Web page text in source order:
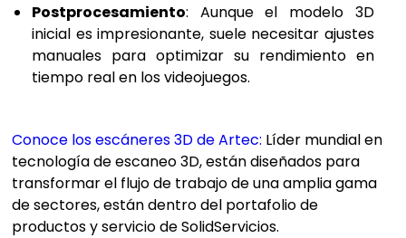
Postprocesamiento: Aunque el modelo 3D
inicial es impresionante, suele necesitar ajustes
manuales para optimizar su rendimiento en
tiempo real en los videojuegos.
Conoce los escáneres 3D de Artec: Líder mundial en
tecnología de escaneo 3D, están diseñados para
transformar el flujo de trabajo de una amplia gama
de sectores, están dentro del portafolio de
productos y servicio de SolidServicios.